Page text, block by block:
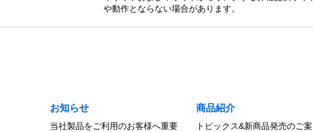
や動作とならない場合があります。
お知らせ
当社製品をご利用のお客様へ重要
商品紹介
トピックス&新商品発売のご